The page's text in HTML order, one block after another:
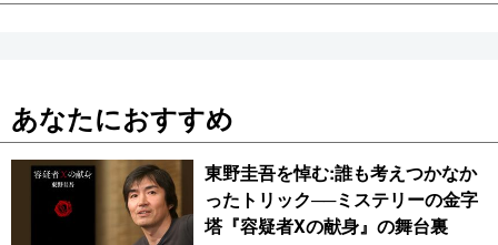
あなたにおすすめ
東野圭吾を悼む:誰も考えつかなか
ったトリック──ミステリーの金字
塔『容疑者Xの献身』の舞台裏